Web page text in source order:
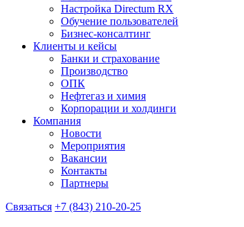
Настройка Directum RX
Обучение пользователей
Бизнес-консалтинг
Клиенты и кейсы
Банки и страхование
Производство
ОПК
Нефтегаз и химия
Корпорации и холдинги
Компания
Новости
Мероприятия
Вакансии
Контакты
Партнеры
Связаться +7 (843) 210-20-25